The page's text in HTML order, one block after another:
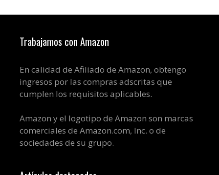
Trabajamos con Amazon
En calidad de Afiliado de Amazon, obtengo
ingresos por las compras adscritas que
cumplen los requisitos aplicables.
Amazon y el logotipo de Amazon son marcas
comerciales de Amazon.com, Inc. o de
sociedades de su grupo.